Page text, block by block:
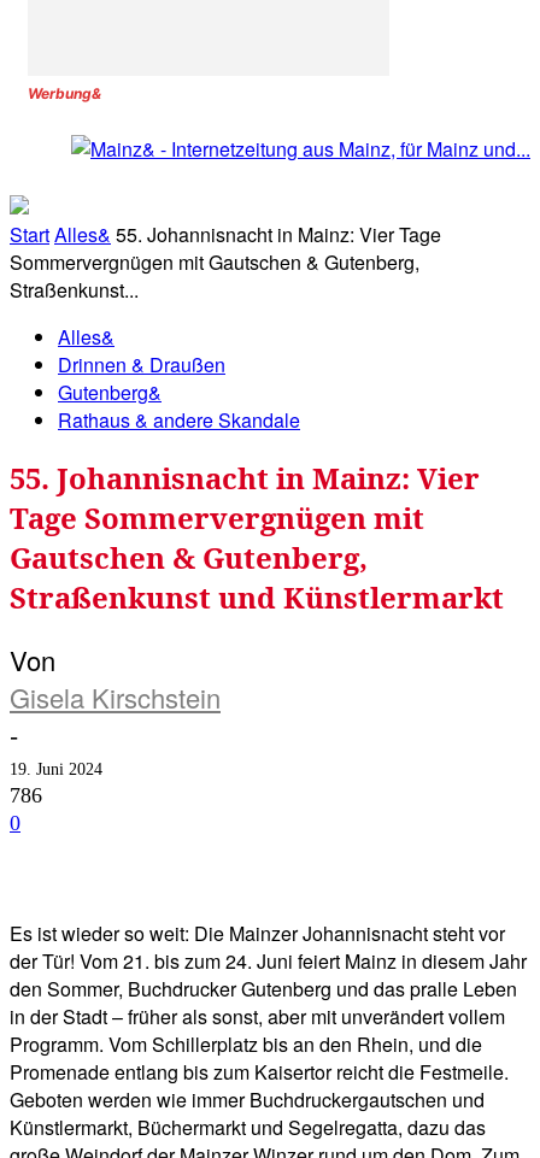
Werbung&
StartAlles& 55. Johannisnacht in Mainz: Vier Tage
Sommervergnügen mit Gautschen & Gutenberg,
Straßenkunst...
Alles&
Drinnen & Draußen
Gutenberg&
Rathaus & andere Skandale
55. Johannisnacht in Mainz: Vier
Tage Sommervergnügen mit
Gautschen & Gutenberg,
Straßenkunst und Künstlermarkt
Von
Gisela Kirschstein
-
19. Juni 2024
786
0
Es ist wieder so weit: Die Mainzer Johannisnacht steht vor
der Tür! Vom 21. bis zum 24. Juni feiert Mainz in diesem Jahr
den Sommer, Buchdrucker Gutenberg und das pralle Leben
in der Stadt – früher als sonst, aber mit unverändert vollem
Programm. Vom Schillerplatz bis an den Rhein, und die
Promenade entlang bis zum Kaisertor reicht die Festmeile.
Geboten werden wie immer Buchdruckergautschen und
Künstlermarkt, Büchermarkt und Segelregatta, dazu das